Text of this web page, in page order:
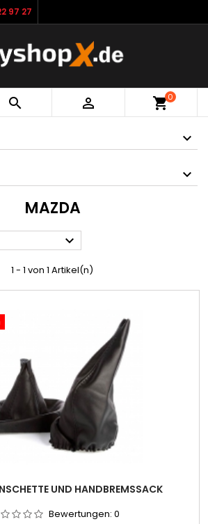
97 27
  shopping_cart0
MAZDA

1 - 1 von 1 Artikel(n)
UND HANDBREMSSACK
Bewertungen: 0